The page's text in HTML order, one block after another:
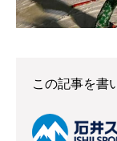
この記事を書